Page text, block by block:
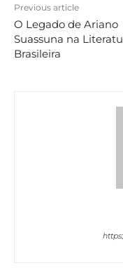
Previous article
O Legado de Ariano
Suassuna na
Brasileira